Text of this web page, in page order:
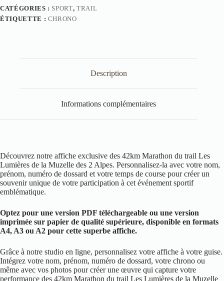
CATÉGORIES : SPORT,TRAIL
ÉTIQUETTE : CHRONO
Description
Informations complémentaires
Découvrez notre affiche exclusive des 42km Marathon du trail Les
Lumières de la Muzelle des 2 Alpes. Personnalisez-la avec votre nom,
prénom, numéro de dossard et votre temps de course pour créer un
souvenir unique de votre participation à cet événement sportif
emblématique.
Optez pour une version PDF téléchargeable ou une version
imprimée sur papier de qualité supérieure, disponible en formats
A4, A3 ou A2 pour cette superbe affiche.
Grâce à notre studio en ligne, personnalisez votre affiche à votre guise.
Intégrez votre nom, prénom, numéro de dossard, votre chrono ou
même avec vos photos pour créer une œuvre qui capture votre
performance des 42km Marathon du trail Les Lumières de la Muzelle